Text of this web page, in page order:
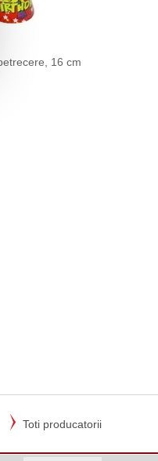
16 cm
Toti producatorii